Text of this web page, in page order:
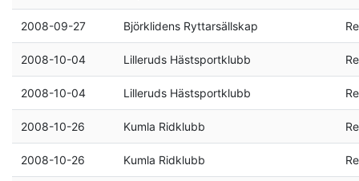
2008-09-27 Björklidens Ryttarsällskap
2008-10-04 Lilleruds Hästsportklubb
2008-10-04 Lilleruds Hästsportklubb
2008-10-26 Kumla Ridklubb
2008-10-26 Kumla Ridklubb